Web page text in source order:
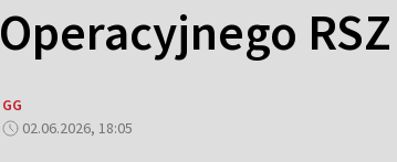
Operacyjnego RSZ
GG
02.06.2026, 18:05